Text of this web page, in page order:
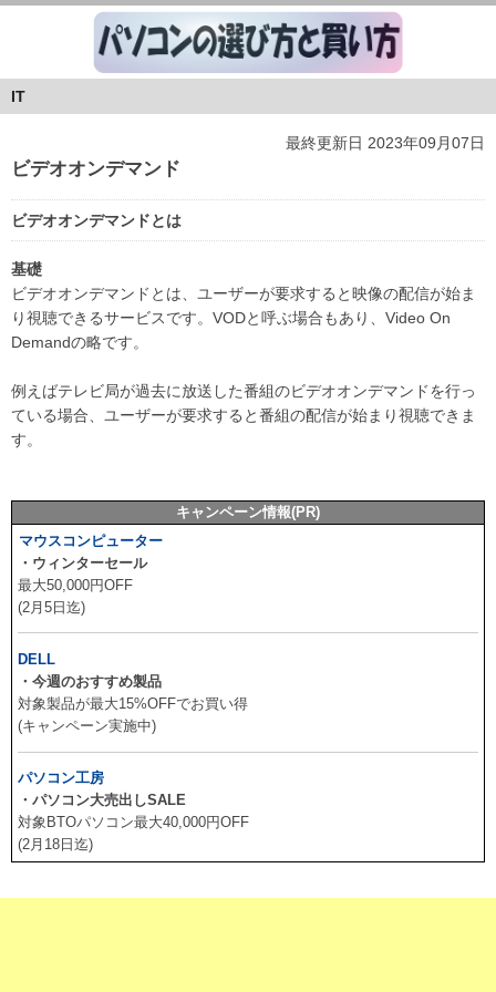
IT
最終更新日 2023年09月07日
ビデオオンデマンド
ビデオオンデマンドとは
基礎
ビデオオンデマンドとは、ユーザーが要求すると映像の配信が始ま
り視聴できるサービスです。VODと呼ぶ場合もあり、Video On
Demandの略です。
例えばテレビ局が過去に放送した番組のビデオオンデマンドを行っ
ている場合、ユーザーが要求すると番組の配信が始まり視聴できま
す。
キャンペーン情報(PR)
マウスコンピューター
・ウィンターセール
最大50,000円OFF
(2月5日迄)
DELL
・今週のおすすめ製品
対象製品が最大15%OFFでお買い得
(キャンペーン実施中)
パソコン工房
・パソコン大売出しSALE
対象BTOパソコン最大40,000円OFF
(2月18日迄)